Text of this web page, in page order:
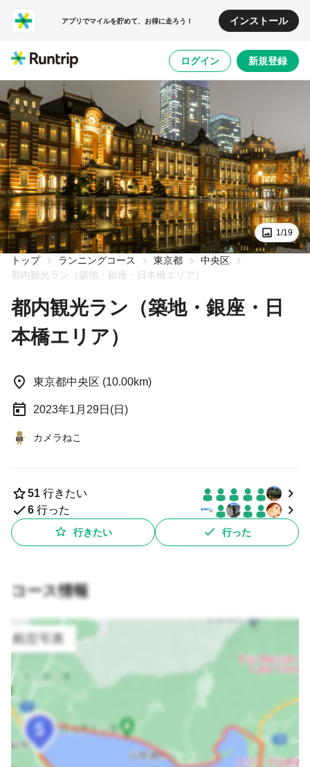
アプリでマイルを貯めて、お得に走ろう！ インストール
ログイン 新規登録
1/19
トップ ランニングコース 東京都
中央区
都内観光ラン（築地・銀座・日本橋エリア）
都内観光ラン（築地・銀座・日
本橋エリア）
東京都中央区 (10.00km)
2023年1月29日(日)
カメラねこ
51 行きたい
6 行った
行きたい 行った
コース情報